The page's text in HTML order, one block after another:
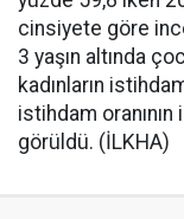
cinsiyete göre
3 yaşın altında
kadınların
istihdam
görüldü. (İLKHA)